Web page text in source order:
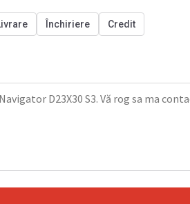
Închiriere Credit